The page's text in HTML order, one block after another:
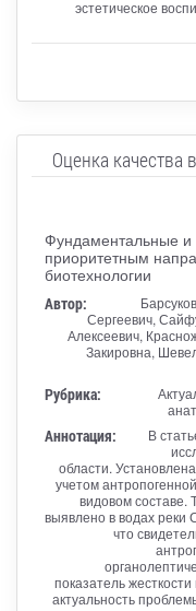
эстетическое
Оценка качества
Фундаментальные и
приоритетным
биотехнологии
Автор:
Сергеевич,
Алексеевич,
Закировна,
Рубрика:
Аннотация:
В
области.
учетом
видовом составе.
выявлено в водах реки
что
показатель
актуальность